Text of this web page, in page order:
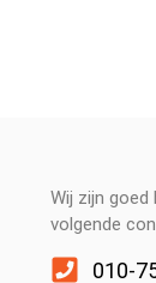
Wij zijn goed
volgende
010-